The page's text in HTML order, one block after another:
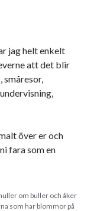
jag helt enkelt
att det blir
småresor,
över er och
fara som en
om buller och åker
som har blommor på